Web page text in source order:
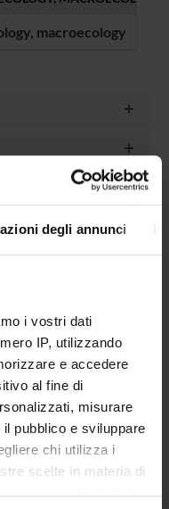
degli annunci
i vostri dati
IP, utilizzando
e accedere
al fine di
misurare
pubblico e sviluppare
chi utilizza i
scelte in materia di
proprietà digitale
macroecology
sviluppo e
mediche e
delle piante
bioraffinerie e